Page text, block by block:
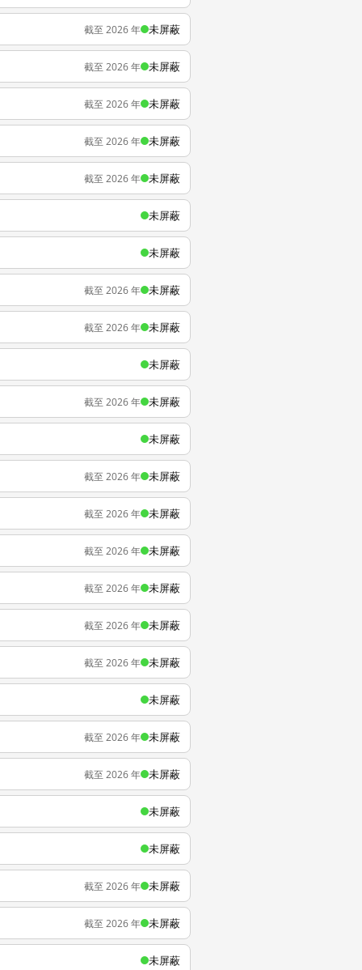
截至 2026 年 未屏蔽
截至 2026 年 未屏蔽
截至 2026 年 未屏蔽
截至 2026 年 未屏蔽
截至 2026 年 未屏蔽
未屏蔽
未屏蔽
截至 2026 年 未屏蔽
截至 2026 年 未屏蔽
未屏蔽
截至 2026 年 未屏蔽
未屏蔽
截至 2026 年 未屏蔽
截至 2026 年 未屏蔽
截至 2026 年 未屏蔽
截至 2026 年 未屏蔽
截至 2026 年 未屏蔽
截至 2026 年 未屏蔽
未屏蔽
截至 2026 年 未屏蔽
截至 2026 年 未屏蔽
未屏蔽
未屏蔽
截至 2026 年 未屏蔽
截至 2026 年 未屏蔽
未屏蔽